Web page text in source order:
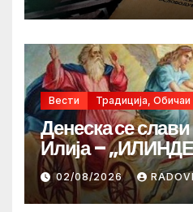
Вести Традиција,
Денеска се
Илија –
02/08/2026